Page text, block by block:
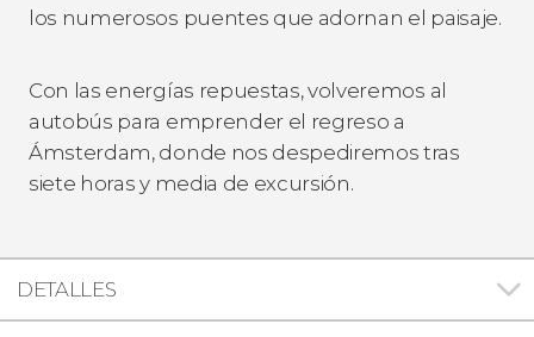
los numerosos puentes que adornan el paisaje.
Con las energías repuestas, volveremos al
autobús para emprender el regreso a
Ámsterdam, donde nos despediremos tras
siete horas y media de excursión.
DETALLES